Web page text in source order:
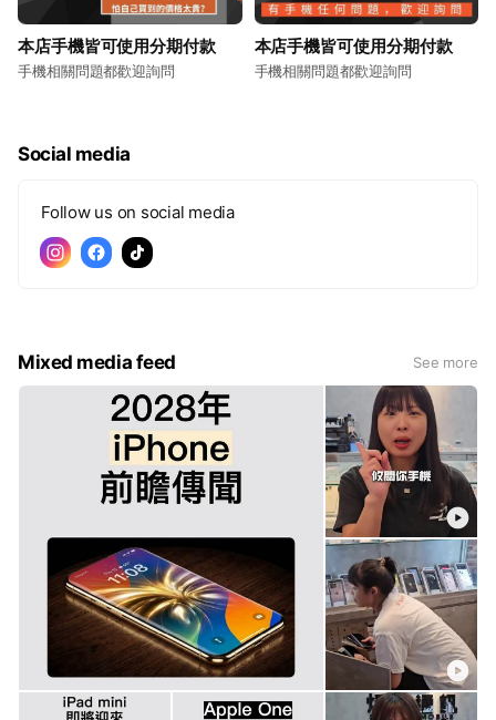
本店手機皆可使用分期付款
手機相關問題都歡迎詢問
本店手機皆可使用分期付款
手機相關問題都歡迎詢問
Social media
Follow us on social media
Mixed media feed See more